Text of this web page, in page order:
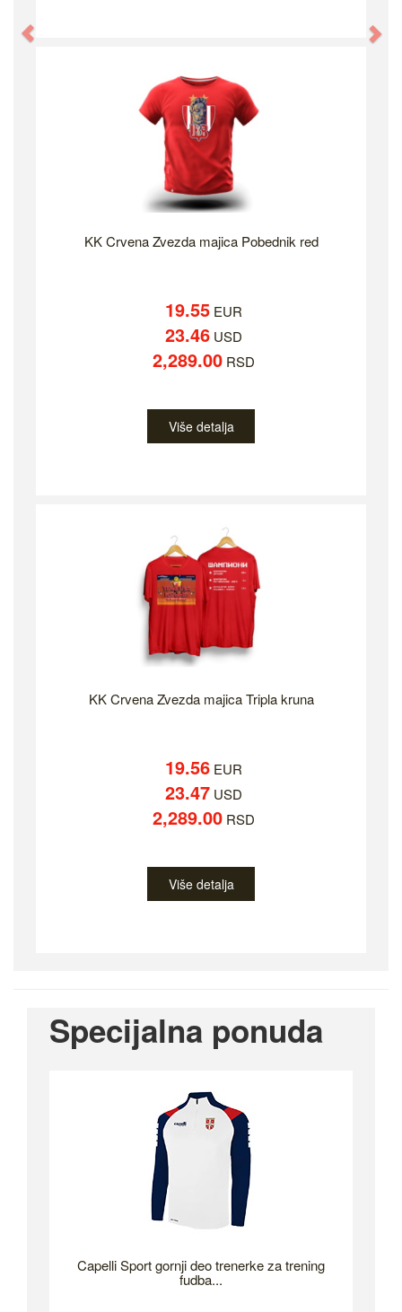
KK Crvena Zvezda majica Pobednik red
19.55EUR
23.46USD
2,289.00RSD
Više detalja
KK Crvena Zvezda majica Tripla kruna
19.56EUR
23.47USD
2,289.00RSD
Više detalja
Specijalna ponuda
Capelli Sport gornji deo trenerke za trening
fudba...